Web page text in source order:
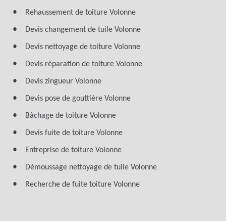
Rehaussement de toiture Volonne
Devis changement de tuile Volonne
Devis nettoyage de toiture Volonne
Devis réparation de toiture Volonne
Devis zingueur Volonne
Devis pose de gouttière Volonne
Bâchage de toiture Volonne
Devis fuite de toiture Volonne
Entreprise de toiture Volonne
Démoussage nettoyage de tuile Volonne
Recherche de fuite toiture Volonne